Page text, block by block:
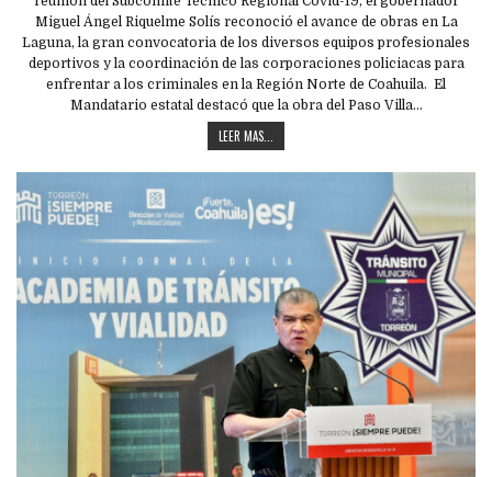
Miguel Ángel Riquelme Solís reconoció el avance de obras en La
Laguna, la gran convocatoria de los diversos equipos profesionales
deportivos y la coordinación de las corporaciones policiacas para
enfrentar a los criminales en la Región Norte de Coahuila. El
Mandatario estatal destacó que la obra del Paso Villa…
LEER MAS...